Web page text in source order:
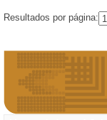
Resultados por página: